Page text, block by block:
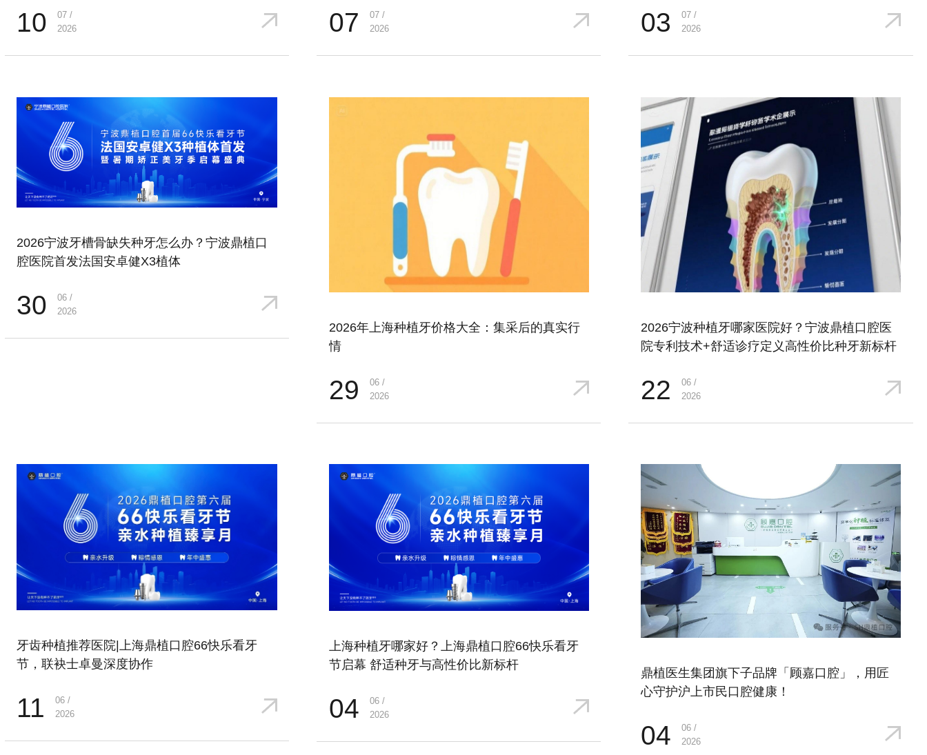
10
07 /
2026
07
07 /
2026
03
07 /
2026
2026宁波牙槽骨缺失种牙怎么办？宁波鼎植口
腔医院首发法国安卓健X3植体
30
06 /
2026
2026年上海种植牙价格大全：集采后的真实行
情
29
06 /
2026
2026宁波种植牙哪家医院好？宁波鼎植口腔医
院专利技术+舒适诊疗定义高性价比种牙新标杆
22
06 /
2026
牙齿种植推荐医院|上海鼎植口腔66快乐看牙
节，联袂士卓曼深度协作
11
06 /
2026
上海种植牙哪家好？上海鼎植口腔66快乐看牙
节启幕 舒适种牙与高性价比新标杆
04
06 /
2026
鼎植医生集团旗下子品牌「顾嘉口腔」，用匠
心守护沪上市民口腔健康！
04
06 /
2026